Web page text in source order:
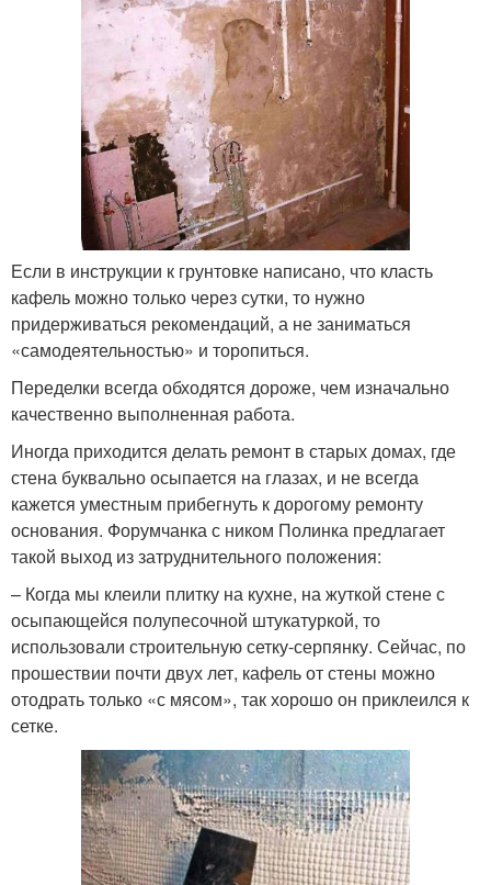
Если в инструкции к грунтовке написано, что класть
кафель можно только через сутки, то нужно
придерживаться рекомендаций, а не заниматься
«самодеятельностью» и торопиться.
Переделки всегда обходятся дороже, чем изначально
качественно выполненная работа.
Иногда приходится делать ремонт в старых домах, где
стена буквально осыпается на глазах, и не всегда
кажется уместным прибегнуть к дорогому ремонту
основания. Форумчанка с ником Полинка предлагает
такой выход из затруднительного положения:
– Когда мы клеили плитку на кухне, на жуткой стене с
осыпающейся полупесочной штукатуркой, то
использовали строительную сетку-серпянку. Сейчас, по
прошествии почти двух лет, кафель от стены можно
отодрать только «с мясом», так хорошо он приклеился к
сетке.